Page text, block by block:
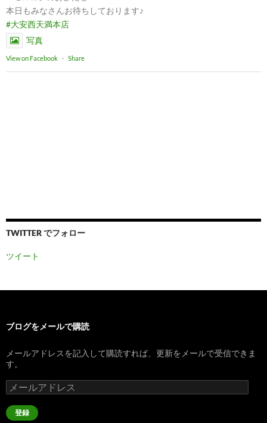
本日もみなさんお待ちしております♪
#大安西天満本店
写真
View on Facebook · Share
TWITTER でフォロー
ツイート
ブログをメールで購読
メールアドレスを記入して購読すれば、更新をメールで受信できま
す。
メ
ー
ル
ア 登録